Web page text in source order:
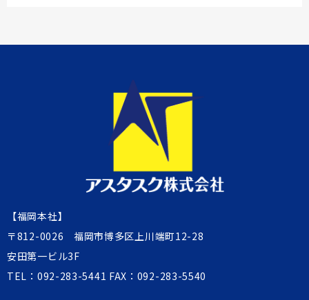
【福岡本社】
〒812-0026 福岡市博多区上川端町12-28
安田第一ビル3F
TEL： 092-283-5441 FAX：092-283-5540